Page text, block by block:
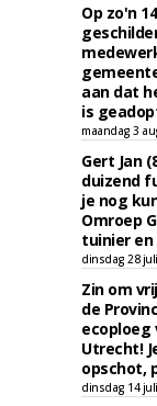
Op zo'n
aan dat
is
maandag 3
Gert Jan
duizend
je nog
Omroep
tuinier
dinsdag 28
Zin om
de
ecoploeg
Utrecht!
opschot,
dinsdag 14